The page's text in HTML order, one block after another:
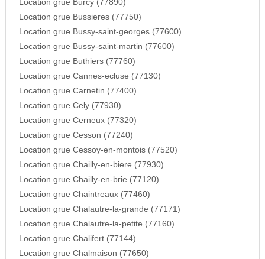
Location grue Burcy (77890)
Location grue Bussieres (77750)
Location grue Bussy-saint-georges (77600)
Location grue Bussy-saint-martin (77600)
Location grue Buthiers (77760)
Location grue Cannes-ecluse (77130)
Location grue Carnetin (77400)
Location grue Cely (77930)
Location grue Cerneux (77320)
Location grue Cesson (77240)
Location grue Cessoy-en-montois (77520)
Location grue Chailly-en-biere (77930)
Location grue Chailly-en-brie (77120)
Location grue Chaintreaux (77460)
Location grue Chalautre-la-grande (77171)
Location grue Chalautre-la-petite (77160)
Location grue Chalifert (77144)
Location grue Chalmaison (77650)